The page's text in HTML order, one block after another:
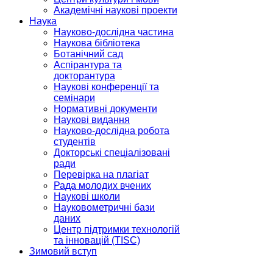
Академічні наукові проекти
Наука
Науково-дослідна частина
Наукова бібліотека
Ботанічний сад
Аспірантура та
докторантура
Наукові конференції та
семінари
Нормативні документи
Наукові видання
Науково-дослідна робота
студентів
Докторські спеціалізовані
ради
Перевірка на плагіат
Рада молодих вчених
Наукові школи
Науковометричні бази
даних
Центр підтримки технологій
та інновацій (TISC)
Зимовий вступ